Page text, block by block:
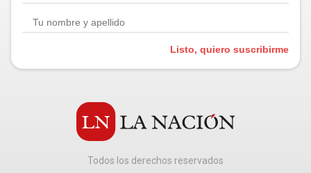
Listo, quiero suscribirme
Todos los derechos reservados